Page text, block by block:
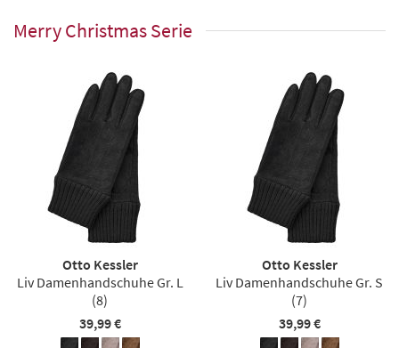
Merry Christmas Serie
Otto Kessler
Liv Damenhandschuhe Gr. L
(8)
39,99 €
Otto Kessler
Liv Damenhandschuhe Gr. S
(7)
39,99 €